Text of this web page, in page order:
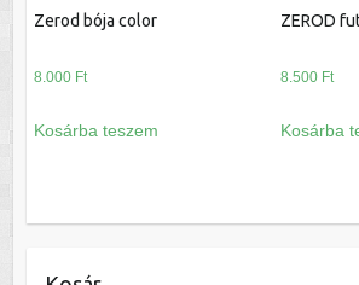
Zerod bója color
8.000 Ft
Kosárba teszem
ZEROD
8.500 Ft
Kosárba